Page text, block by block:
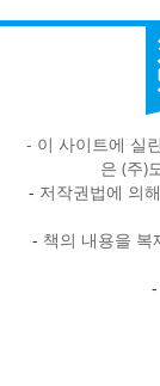
- 이 사이트에 실
은 (주)
- 저작권법에 의
- 책의 내용을 복
-